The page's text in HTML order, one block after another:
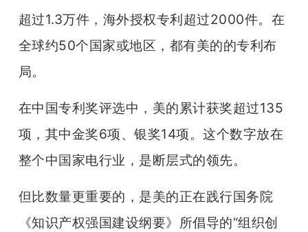
超过1.3万件，海外授权专利超过2000件。在
全球约50个国家或地区，都有美的的专利布
局。
在中国专利奖评选中，美的累计获奖超过135
项，其中金奖6项、银奖14项。这个数字放在
整个中国家电行业，是断层式的领先。
但比数量更重要的，是美的正在践行国务院
《知识产权强国建设纲要》所倡导的“组织创